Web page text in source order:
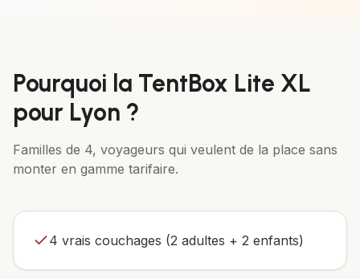
Pourquoi la TentBox Lite XL
pour Lyon ?
Familles de 4, voyageurs qui veulent de la place sans
monter en gamme tarifaire.
4 vrais couchages (2 adultes + 2 enfants)